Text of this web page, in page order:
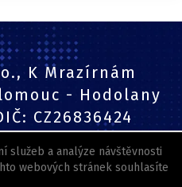
služeb a analýze návštěvnosti
webových stránek souhlasíte
K Mrazírnám
- Hodolany
CZ26836424
170 467